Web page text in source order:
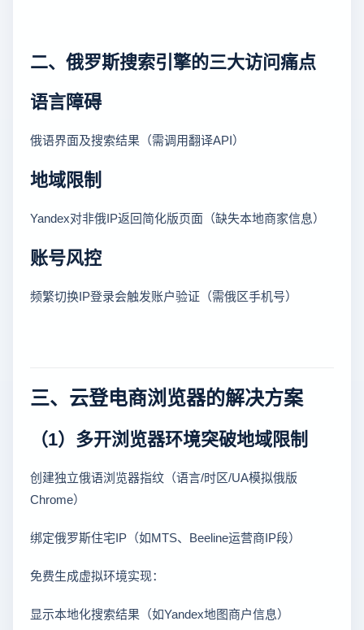
二、俄罗斯搜索引擎的三大访问痛点
语言障碍
俄语界面及搜索结果（需调用翻译API）
地域限制
Yandex对非俄IP返回简化版页面（缺失本地商家信息）
账号风控
频繁切换IP登录会触发账户验证（需俄区手机号）
三、云登电商浏览器的解决方案
（1）多开浏览器环境突破地域限制
创建独立俄语浏览器指纹（语言/时区/UA模拟俄版
Chrome）
绑定俄罗斯住宅IP（如MTS、Beeline运营商IP段）
免费生成虚拟环境实现：
显示本地化搜索结果（如Yandex地图商户信息）